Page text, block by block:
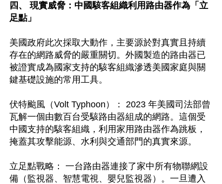
四、 現實威脅：中國駭客組織利用路由器作為「立
足點」
美國政府此次採取大動作，主要源於對真實且持續
存在的網路威脅的嚴重關切。外國製造的路由器已
被證實成為國家支持的駭客組織滲透美國家庭與關
鍵基礎設施的常用工具。
伏特颱風（Volt Typhoon）： 2023 年美國司法部曾
瓦解一個由數百台受駭路由器組成的網路。這個受
中國支持的駭客組織，利用家用路由器作為跳板，
掩蓋其攻擊能源、水利與交通部門的真實來源。
立足點戰略： 一台路由器連接了家中所有物聯網設
備（監視器、智慧電視、嬰兒監視器）。一旦遭入